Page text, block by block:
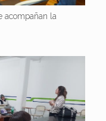
acompañan la